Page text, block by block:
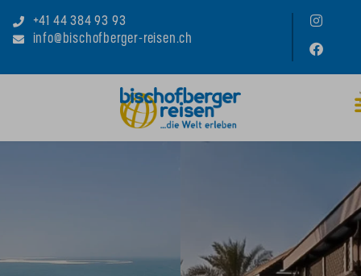
+41 44 384 93 93
info@bischofberger-reisen.ch